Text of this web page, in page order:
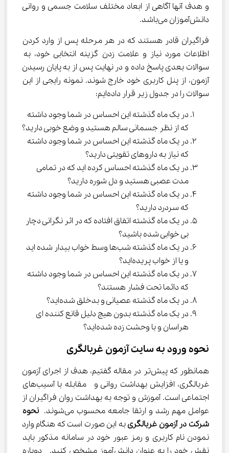
و هدف آنها آگاهی از ابعاد مختلف سلامت جسمی و روانی
دانش‌آموزان می‌باشد.
فراگیران قادر هستند که در هر مرحله پس از وارد کردن
اطلاعات مورد نیاز و علامت زدن گزینه انتخابی خود، به
سوالات بعدی پاسخ داده و در نهایت پس از به پایان رسیدن
آزمون، از پنل کاربری خود خارج شوند. نمونه رایجی از این
سوالات را در جدول زیر قرار داده‌ایم:
در یک ماه گذشته این احساس در شما وجود داشته
که از نظر جسمانی سالم هستید و وضع خوبی دارید؟
در یک ماه گذشته این احساس در شما وجود داشته
که نیاز به داروهای تقویتی دارید؟
در یک ماه گذشته احساس کرده اید که در تمامی
مدت عصبی هستید و دل شوره دارید؟
در یک ماه گذشته این احساس در شما وجود داشته
که سردرد دارید؟
در یک ماه گذشته اتفاق افتاده که در اثر نگرانی دچار
بی خوابی شده باشید؟
در یک ماه گذشته شب‌ها وسط خواب بیدار شده اید
و یا از خواب پریده‌اید؟
در یک ماه گذشته این احساس در شما وجود داشته
که دائما تحت فشار هستند؟
در یک ماه گذشته عصیانی و بدخلق شده‌اید؟
در یک ماه گذشته بدون هیچ دلیل قانع کننده ای
هراسان و با وحشت زده شده‌اید؟
نحوه ورود به سایت آزمون غربالگری
همانطور که پیش‌تر در مقاله گفتیم، هدف از اجرای آزمون
غربالگری، افزایش بهداشت روانی و  مقابله با آسیب‌های
اجتماعی است. آموزش و توجه به بهداشت روان فراگیران از
عوامل مهم رشد و ارتقا جامعه محسوب می‌شوند.
نحوه
شرکت در آزمون غربالگری به این صورت است که هنگام وارد
نمودن نام کاربری و رمز عبور خود در سامانه مذکور باید